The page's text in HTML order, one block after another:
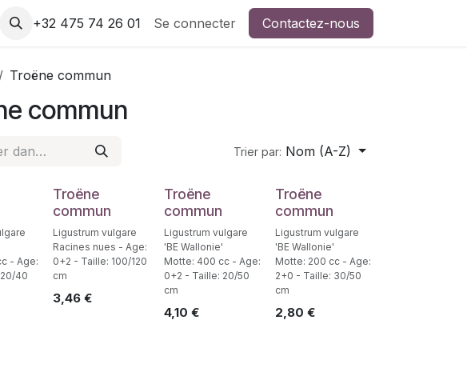
+32 475 74 26 01 Se connecter Contactez-nous
Troëne commun
commun
Trier par: Nom (A-Z)
- Age:
40
Troëne
commun
Ligustrum vulgare
Racines nues - Age:
0+2 - Taille: 100/120
cm
3,46€
Troëne
commun
Ligustrum vulgare
'BE Wallonie'
Motte: 400 cc - Age:
0+2 - Taille: 20/50
cm
4,10 €
Troëne
commun
Ligustrum vulgare
'BE Wallonie'
Motte: 200 cc - Age:
2+0 - Taille: 30/50
cm
2,80 €